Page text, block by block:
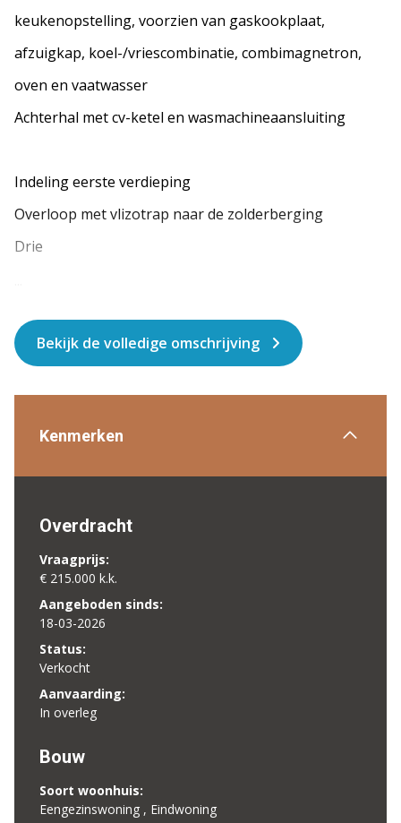
keukenopstelling, voorzien van gaskookplaat,
afzuigkap, koel-/vriescombinatie, combimagnetron,
oven en vaatwasser
Achterhal met cv-ketel en wasmachineaansluiting
Indeling eerste verdieping
Overloop met vlizotrap naar de zolderberging
Drie
Bekijk de volledige omschrijving
Kenmerken
Overdracht
Vraagprijs:
€ 215.000 k.k.
Aangeboden sinds:
18-03-2026
Status:
Verkocht
Aanvaarding:
In overleg
Bouw
Soort woonhuis:
Eengezinswoning , Eindwoning